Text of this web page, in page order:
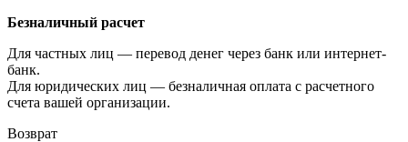
Безналичный расчет
Для частных лиц — перевод денег через банк или интернет-
банк.
Для юридических лиц — безналичная оплата с расчетного
счета вашей организации.
Возврат